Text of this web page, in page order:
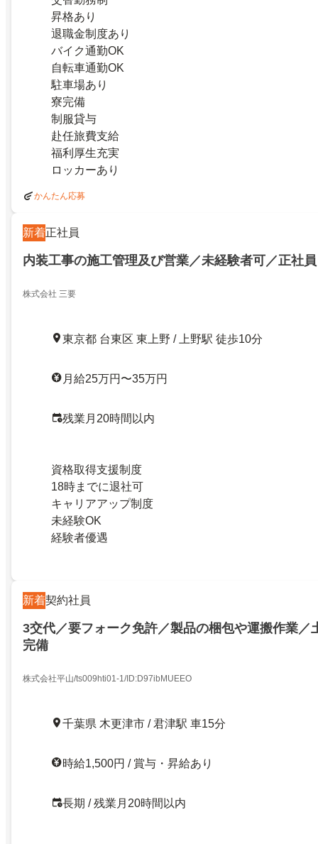
昇格あり
退職金制度あり
バイク通勤OK
自転車通勤OK
駐車場あり
寮完備
制服貸与
赴任旅費支給
福利厚生充実
ロッカーあり
かんたん応募
新着正社員
内装工事の施工管理及び営業／未経験者可／正社員
株式会社 三要
東京都 台東区 東上野 / 上野駅 徒歩10分
月給25万円〜35万円
残業月20時間以内
資格取得支援制度
18時までに退社可
キャリアアップ制度
未経験OK
経験者優遇
新着契約社員
3交代／要フォーク免許／製品の梱包や運搬作業／
完備
株式会社平山/ts009hti01-1/ID:D97ibMUEEO
千葉県 木更津市 / 君津駅 車15分
時給1,500円 / 賞与・昇給あり
長期 / 残業月20時間以内